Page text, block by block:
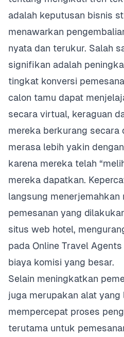
adalah keputusan bisnis
menawarkan
nyata dan terukur. Salah
signifikan adalah
tingkat konversi
calon tamu dapat
secara virtual, keraguan
mereka berkurang secara
merasa lebih yakin
karena mereka telah
mereka dapatkan.
langsung menerjemahkan
pemesanan yang
situs web hotel,
pada Online Travel
biaya komisi yang besar.
Selain meningkatkan
juga merupakan alat
mempercepat proses
terutama untuk